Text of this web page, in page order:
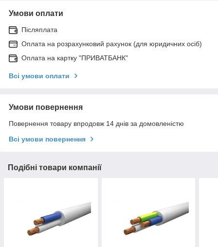
Умови оплати
Післяплата
Оплата на розрахунковий рахунок (для юридичних осіб)
Оплата на картку "ПРИВАТБАНК"
Всі умови оплати
Умови повернення
Повернення товару впродовж 14 днів за домовленістю
Всі умови повернення
Подібні товари компанії